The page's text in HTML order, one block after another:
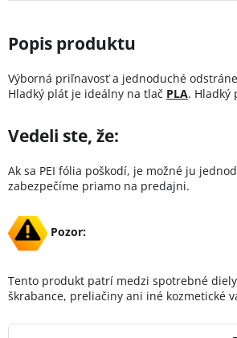
Výborná priľnavosť a jednoduché
Hladký plát je ideálny na tlač PLA. Hladký
Vedeli ste, že:
Ak sa PEI fólia poškodí, je možné ju
zabezpečíme priamo na predajni.
Pozor:
Tento produkt patrí medzi spotrebné
škrabance, preliačiny ani iné kozmetické